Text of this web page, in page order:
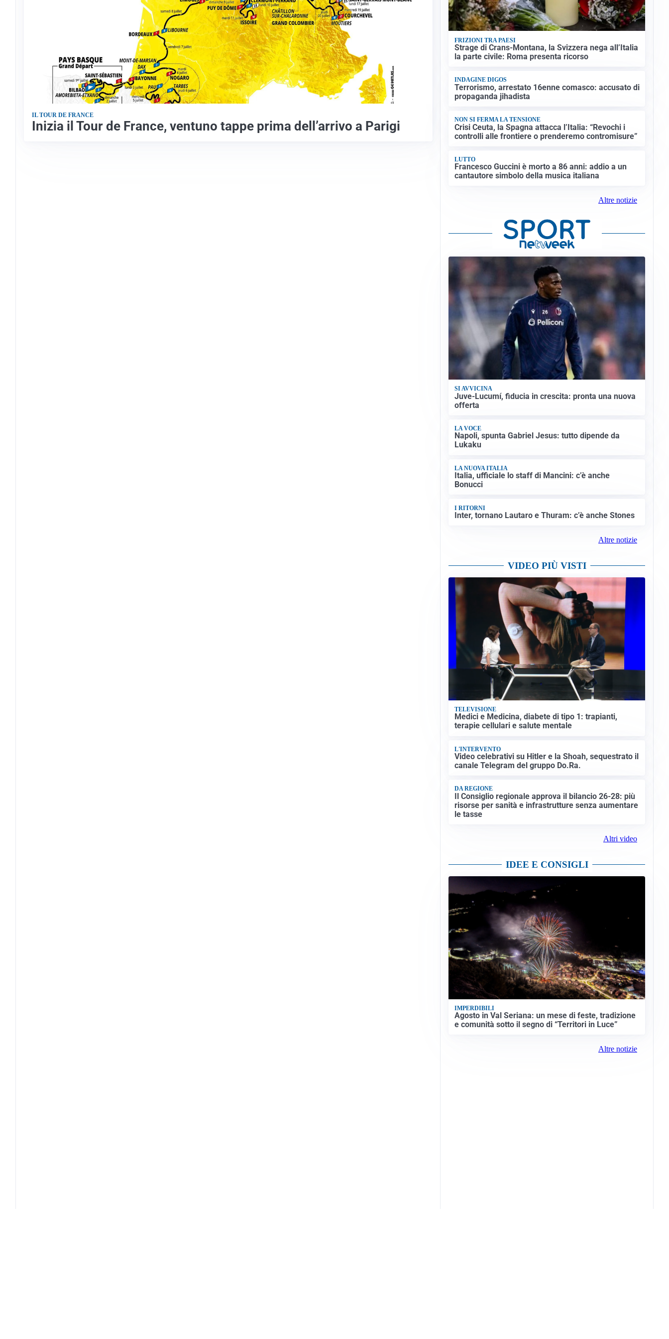
IL TOUR DE FRANCE
Inizia il Tour de France, ventuno tappe prima dell’arrivo a Parigi
FRIZIONI TRA PAESI
Strage di Crans-Montana, la Svizzera nega all’Italia
la parte civile: Roma presenta ricorso
INDAGINE DIGOS
Terrorismo, arrestato 16enne comasco: accusato di
propaganda jihadista
NON SI FERMA LA TENSIONE
Crisi Ceuta, la Spagna attacca l’Italia: “Revochi i
controlli alle frontiere o prenderemo contromisure”
LUTTO
Francesco Guccini è morto a 86 anni: addio a un
cantautore simbolo della musica italiana
Altre notizie
SI AVVICINA
Juve-Lucumí, fiducia in crescita: pronta una nuova
offerta
LA VOCE
Napoli, spunta Gabriel Jesus: tutto dipende da
Lukaku
LA NUOVA ITALIA
Italia, ufficiale lo staff di Mancini: c’è anche
Bonucci
I RITORNI
Inter, tornano Lautaro e Thuram: c’è anche Stones
Altre notizie
VIDEO PIÙ VISTI
TELEVISIONE
Medici e Medicina, diabete di tipo 1: trapianti,
terapie cellulari e salute mentale
L'INTERVENTO
Video celebrativi su Hitler e la Shoah, sequestrato il
canale Telegram del gruppo Do.Ra.
DA REGIONE
Il Consiglio regionale approva il bilancio 26-28: più
risorse per sanità e infrastrutture senza aumentare
le tasse
Altri video
IDEE E CONSIGLI
IMPERDIBILI
Agosto in Val Seriana: un mese di feste, tradizione
e comunità sotto il segno di “Territori in Luce”
Altre notizie